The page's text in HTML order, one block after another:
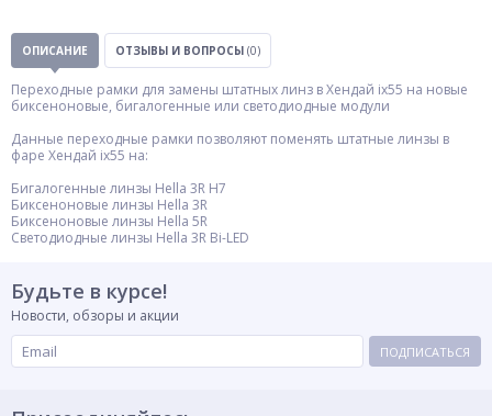
ОПИСАНИЕ ОТЗЫВЫ И ВОПРОСЫ (0)
Переходные рамки для замены штатных линз в Хендай ix55 на новые
биксеноновые, бигалогенные или светодиодные модули
Данные переходные рамки позволяют поменять штатные линзы в
фаре Хендай ix55 на:
Бигалогенные линзы Hella 3R H7
Биксеноновые линзы Hella 3R
Биксеноновые линзы Hella 5R
Светодиодные линзы Hella 3R Bi-LED
Будьте в курсе!
Новости, обзоры и акции
ПОДПИСАТЬСЯ